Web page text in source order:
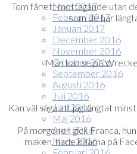
Mars 2017
Februari 2017
Januari 2017
December 2016
November 2016
Oktober 2016
September 2016
Augusti 2016
Juli 2016
Juni 2016
Maj 2016
April 2016
Mars 2016
Tom får ett mottagande utan
som de har
Man kan se på
Kan väl säga att jag längtat
På morgonen gick Franca,
maken, hade killarna på